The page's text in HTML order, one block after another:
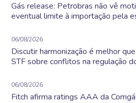
Gás release: Petrobras não vê
eventual limite à importação pela
06/08/2026
Discutir harmonização é melhor
STF sobre conflitos na regulação
06/08/2026
Fitch afirma ratings AAA da